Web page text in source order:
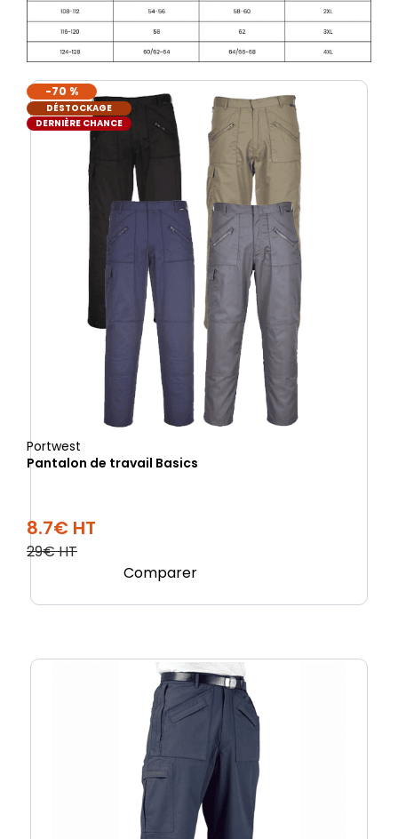
-70 %
DÉSTOCKAGE
DERNIÈRE CHANCE
Portwest
Pantalon de travail Basics
8.7€ HT
29€ HT
Comparer